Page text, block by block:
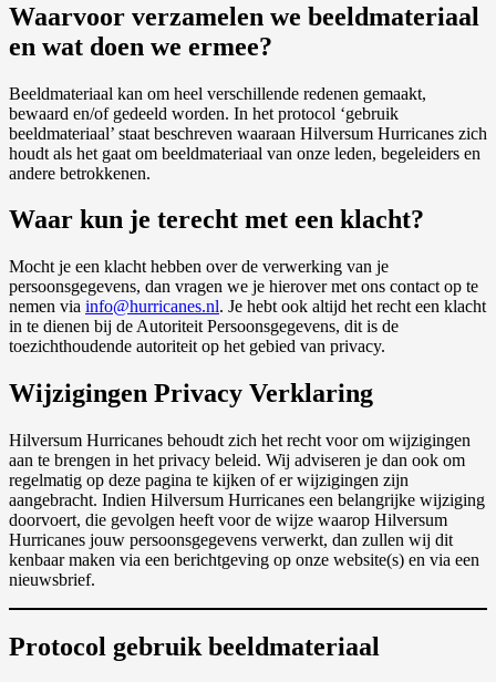
Waarvoor verzamelen we beeldmateriaal
en wat doen we ermee?
Beeldmateriaal kan om heel verschillende redenen gemaakt,
bewaard en/of gedeeld worden. In het protocol ‘gebruik
beeldmateriaal’ staat beschreven waaraan Hilversum Hurricanes zich
houdt als het gaat om beeldmateriaal van onze leden, begeleiders en
andere betrokkenen.
Waar kun je terecht met een klacht?
Mocht je een klacht hebben over de verwerking van je
persoonsgegevens, dan vragen we je hierover met ons contact op te
nemen via info@hurricanes.nl. Je hebt ook altijd het recht een klacht
in te dienen bij de Autoriteit Persoonsgegevens, dit is de
toezichthoudende autoriteit op het gebied van privacy.
Wijzigingen Privacy Verklaring
Hilversum Hurricanes behoudt zich het recht voor om wijzigingen
aan te brengen in het privacy beleid. Wij adviseren je dan ook om
regelmatig op deze pagina te kijken of er wijzigingen zijn
aangebracht. Indien Hilversum Hurricanes een belangrijke wijziging
doorvoert, die gevolgen heeft voor de wijze waarop Hilversum
Hurricanes jouw persoonsgegevens verwerkt, dan zullen wij dit
kenbaar maken via een berichtgeving op onze website(s) en via een
nieuwsbrief.
Protocol gebruik beeldmateriaal